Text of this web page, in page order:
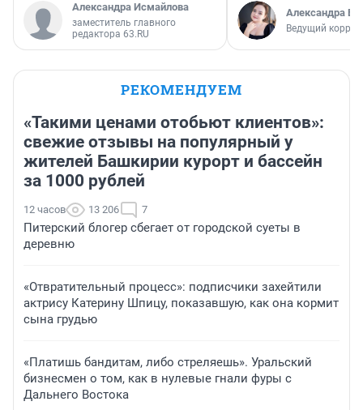
Александра Исмайлова
заместитель главного
редактора 63.RU
Александра
Ведущий
РЕКОМЕНДУЕМ
«Такими ценами отобьют клиентов»:
свежие отзывы на популярный у
жителей Башкирии курорт и бассейн
за 1000 рублей
12 часов 13 206 7
Питерский блогер сбегает от городской суеты в
деревню
«Отвратительный процесс»: подписчики захейтили
актрису Катерину Шпицу, показавшую, как она кормит
сына грудью
«Платишь бандитам, либо стреляешь». Уральский
бизнесмен о том, как в нулевые гнали фуры с
Дальнего Востока